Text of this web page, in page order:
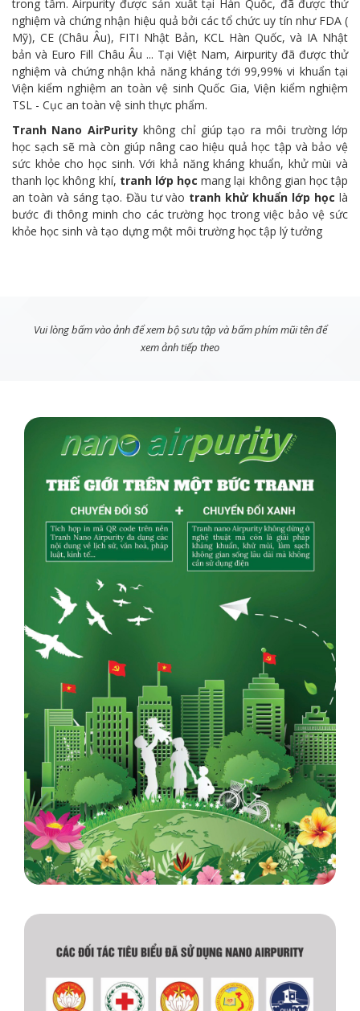
trong tấm. Airpurity được sản xuất tại Hàn Quốc, đã được thử
nghiệm và chứng nhận hiệu quả bởi các tổ chức uy tín như FDA (
Mỹ), CE (Châu Âu), FITI Nhật Bản, KCL Hàn Quốc, và IA Nhật
bản và Euro Fill Châu Âu ... Tại Việt Nam, Airpurity đã được thử
nghiệm và chứng nhận khả năng kháng tới 99,99% vi khuẩn tại
Viện kiểm nghiệm an toàn vệ sinh Quốc Gia, Viện kiểm nghiệm
TSL - Cục an toàn vệ sinh thực phẩm.
Tranh Nano AirPuritykhông chỉ giúp tạo ra môi trường lớp
học sạch sẽ mà còn giúp nâng cao hiệu quả học tập và bảo vệ
sức khỏe cho học sinh. Với khả năng kháng khuẩn, khử mùi và
thanh lọc không khí, tranh lớp học mang lại không gian học tập
an toàn và sáng tạo. Đầu tư vào tranh khử khuẩn lớp học là
bước đi thông minh cho các trường học trong việc bảo vệ sức
khỏe học sinh và tạo dựng một môi trường học tập lý tưởng
Vui lòng bấm vào ảnh để xem bộ sưu tập và bấm phím mũi tên để
xem ảnh tiếp theo